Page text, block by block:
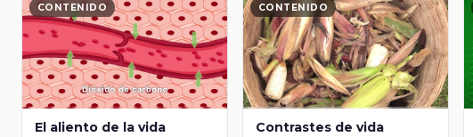
CONTENIDO
El aliento de la vida
CONTENIDO
Contrastes de vida